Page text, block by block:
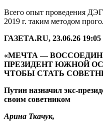
Всего опыт проведения
2019 г. таким методом
ГАЗЕТА.RU, 23.06.26 19:05
«МЕЧТА —
ПРЕЗИДЕНТ ЮЖНОЙ
ЧТОБЫ СТАТЬ
Путин назначил экс-
своим советником
Арина Ткачук,